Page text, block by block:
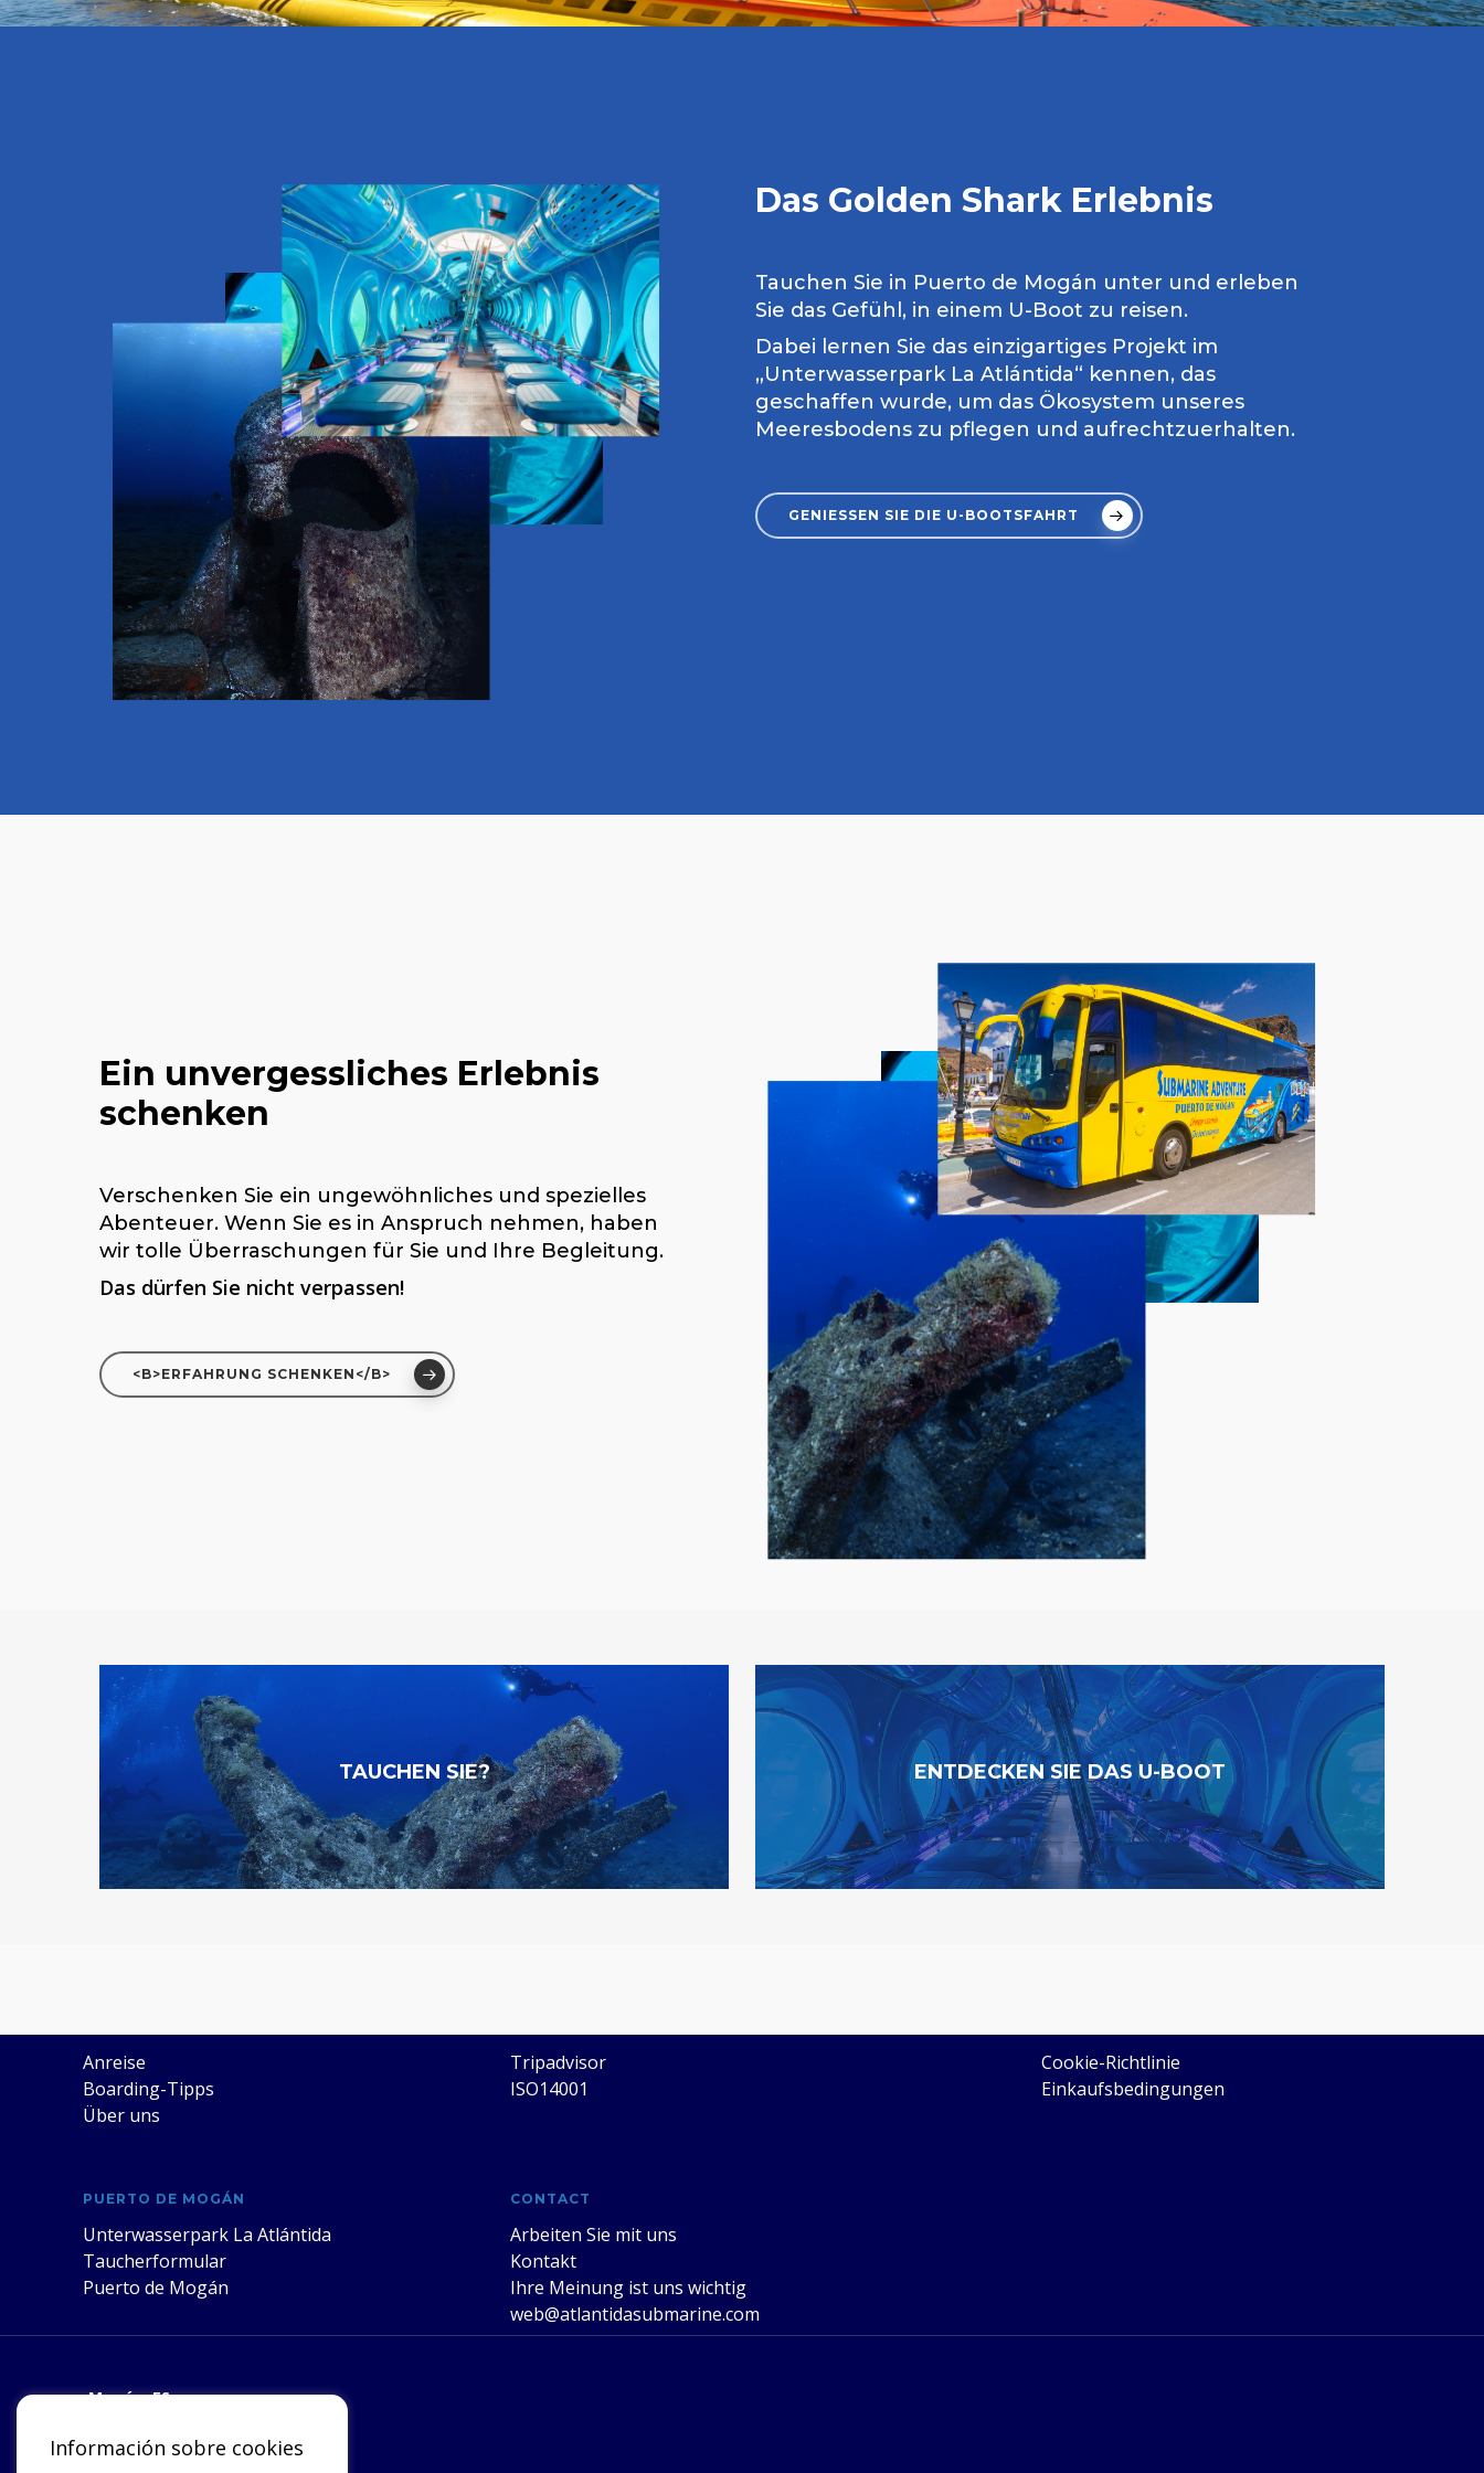
Das Golden Shark Erlebnis
Tauchen Sie in Puerto de Mogán unter und erleben
Sie das Gefühl, in einem U-Boot zu reisen.
Dabei lernen Sie das einzigartiges Projekt im
„Unterwasserpark La Atlántida“ kennen, das
geschaffen wurde, um das Ökosystem unseres
Meeresbodens zu pflegen und aufrechtzuerhalten.
GENIESSEN SIE DIE U-BOOTSFAHRT
Ein unvergessliches Erlebnis
schenken
Verschenken Sie ein ungewöhnliches undspezielles
Abenteuer. Wenn Sie es in Anspruch nehmen, haben
wir tolle Überraschungen für Sie und Ihre Begleitung.
Das dürfen Sie nicht verpassen!
<B>ERFAHRUNG SCHENKEN</B>
TAUCHEN SIE? ENTDECKEN SIE DAS U-BOOT
Anreise
Boarding-Tipps
Über uns
Tripadvisor
ISO14001
Cookie-Richtlinie
Einkaufsbedingungen
PUERTO DE MOGÁN
Unterwasserpark La Atlántida
Taucherformular
Puerto de Mogán
CONTACT
Arbeiten Sie mit uns
Kontakt
Ihre Meinung ist uns wichtig
web@atlantidasubmarine.com
Mogán, ES
30 °C
Información sobre cookies